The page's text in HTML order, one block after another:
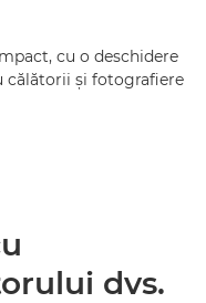
cu o deschidere
călătorii şi fotografiere
dvs.